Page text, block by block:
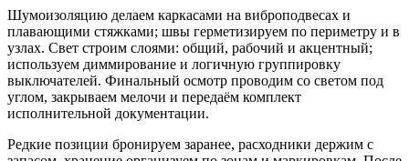
Шумоизоляцию делаем каркасами на виброподвесах и
плавающими стяжками; швы герметизируем по периметру и в
узлах. Свет строим слоями: общий, рабочий и акцентный;
используем диммирование и логичную группировку
выключателей. Финальный осмотр проводим со светом под
углом, закрываем мелочи и передаём комплект
исполнительной документации.
Редкие позиции бронируем заранее, расходники держим с